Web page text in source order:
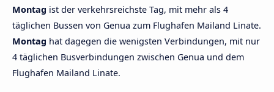
Montag ist der verkehrsreichste Tag, mit mehr als 4
täglichen Bussen von Genua zum Flughafen Mailand Linate.
Montag hat dagegen die wenigsten Verbindungen, mit nur
4 täglichen Busverbindungen zwischen Genua und dem
Flughafen Mailand Linate.